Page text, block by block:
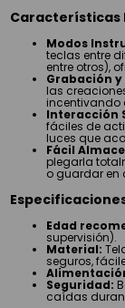
Características
Modos
teclas entre
entre otros),
Grabación
las
incentivando
Interacción
fáciles de
luces que
Fácil
plegarla
o guardar en
Edad
supervisión).
Material:
seguros,
Seguridad:
caídas